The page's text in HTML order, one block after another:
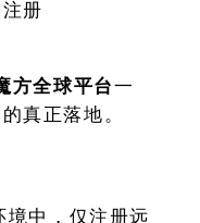
册
方全球平台一
真正落地。
境中，仅注册远